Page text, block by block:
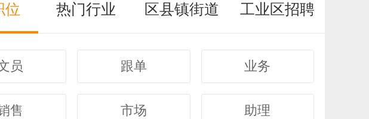
位 热门行业 区县镇街道 工业区招聘
员 跟单 业务
售 市场 助理